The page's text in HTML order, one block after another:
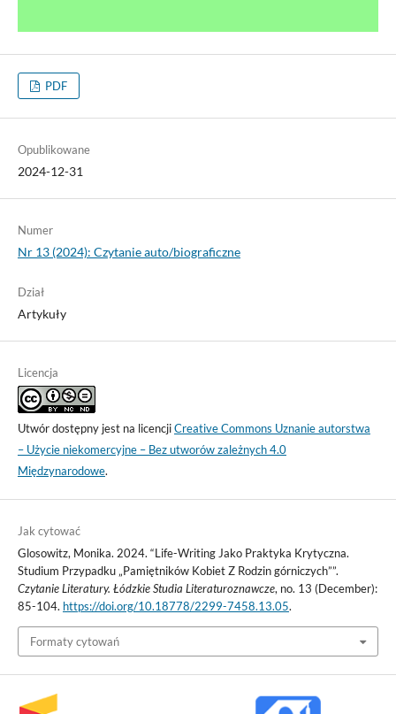
PDF
Opublikowane
2024-12-31
Numer
Nr 13 (2024): Czytanie auto/biograficzne
Dział
Artykuły
Licencja
Utwór dostępny jest na licencjiCreative Commons Uznanie autorstwa
– Użycie niekomercyjne – Bez utworów zależnych 4.0
Międzynarodowe.
Jak cytować
Glosowitz, Monika. 2024. “Life-Writing Jako Praktyka Krytyczna.
Studium Przypadku „Pamiętników Kobiet Z Rodzin górniczych””.
Czytanie Literatury. Łódzkie Studia Literaturoznawcze, no. 13 (December):
85-104. https://doi.org/10.18778/2299-7458.13.05.
Formaty cytowań